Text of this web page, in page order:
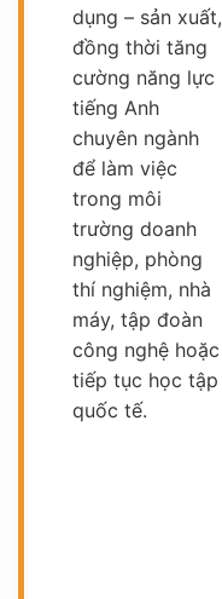
dụng – sản xuất,
đồng thời tăng
cường năng lực
tiếng Anh
chuyên ngành
để làm việc
trong môi
trường doanh
nghiệp, phòng
thí nghiệm, nhà
máy, tập đoàn
công nghệ hoặc
tiếp tục học tập
quốc tế.